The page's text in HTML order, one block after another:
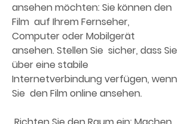
ansehen möchten: Sie können den
Film  auf Ihrem Fernseher,
Computer oder Mobilgerät
ansehen. Stellen Sie  sicher, dass Sie
über eine stabile
Internetverbindung verfügen, wenn
Sie  den Film online ansehen.